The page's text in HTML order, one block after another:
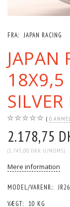
FRA: JAPAN RACING
JAPAN
0
2.178,75
(1.743,00 DKK U/MOMS)
Mere information
MODEL/VARENR.:
VÆGT:
10 KG